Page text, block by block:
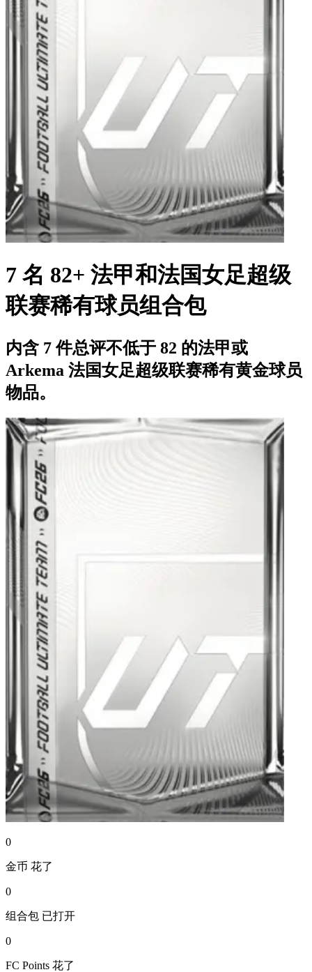
7 名 82+ 法甲和法国女足超级
联赛稀有球员组合包
内含 7 件总评不低于 82 的法甲或
Arkema 法国女足超级联赛稀有黄金球员
物品。
0
金币 花了
0
组合包 已打开
0
FC Points 花了